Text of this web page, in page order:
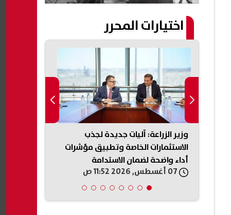
اختيارات المحرر
وزير الزراعة: آليات جديدة لجذب
الاستثمارات الخاصة وتطبيق مؤشرات
أداء واضحة لضمان الاستدامة